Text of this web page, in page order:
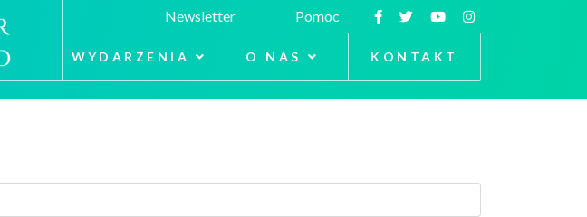
Newsletter Pomoc
WYDARZENIA O NAS KONTAKT